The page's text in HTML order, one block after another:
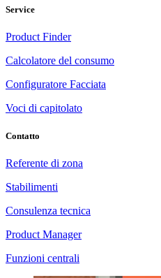
Service
Product Finder
Calcolatore del consumo
Configuratore Facciata
Voci di capitolato
Contatto
Referente di zona
Stabilimenti
Consulenza tecnica
Product Manager
Funzioni centrali